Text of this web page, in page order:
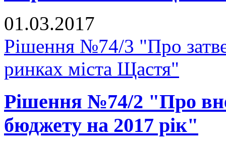
01.03.2017
Рішення №74/3 "Про
ринках міста Щастя"
Рішення №74/2 "Про
бюджету на 2017 рік"